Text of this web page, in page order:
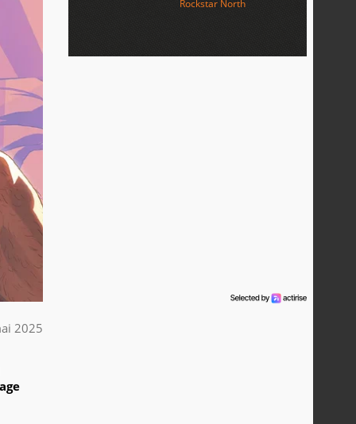
2025
Rockstar North